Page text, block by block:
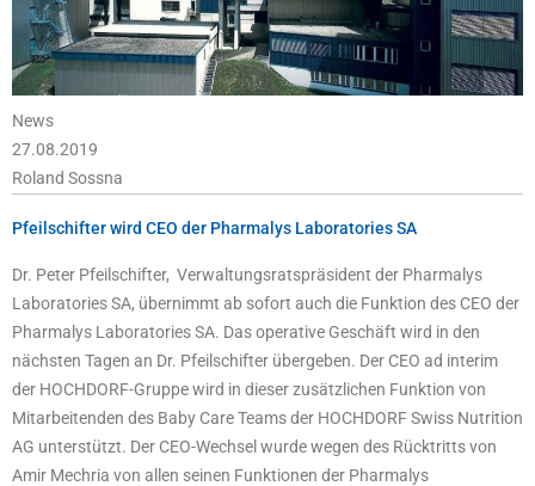
News
27.08.2019
Roland Sossna
Pfeilschifter wird CEO der Pharmalys Laboratories SA
Dr. Peter Pfeilschifter, Verwaltungsratspräsident der Pharmalys
Laboratories SA, übernimmt ab sofort auch die Funktion des CEO der
Pharmalys Laboratories SA. Das operative Geschäft wird in den
nächsten Tagen an Dr. Pfeilschifter übergeben. Der CEO ad interim
der HOCHDORF-Gruppe wird in dieser zusätzlichen Funktion von
Mitarbeitenden des Baby Care Teams der HOCHDORF Swiss Nutrition
AG unterstützt. Der CEO-Wechsel wurde wegen des Rücktritts von
Amir Mechria von allen seinen Funktionen der Pharmalys